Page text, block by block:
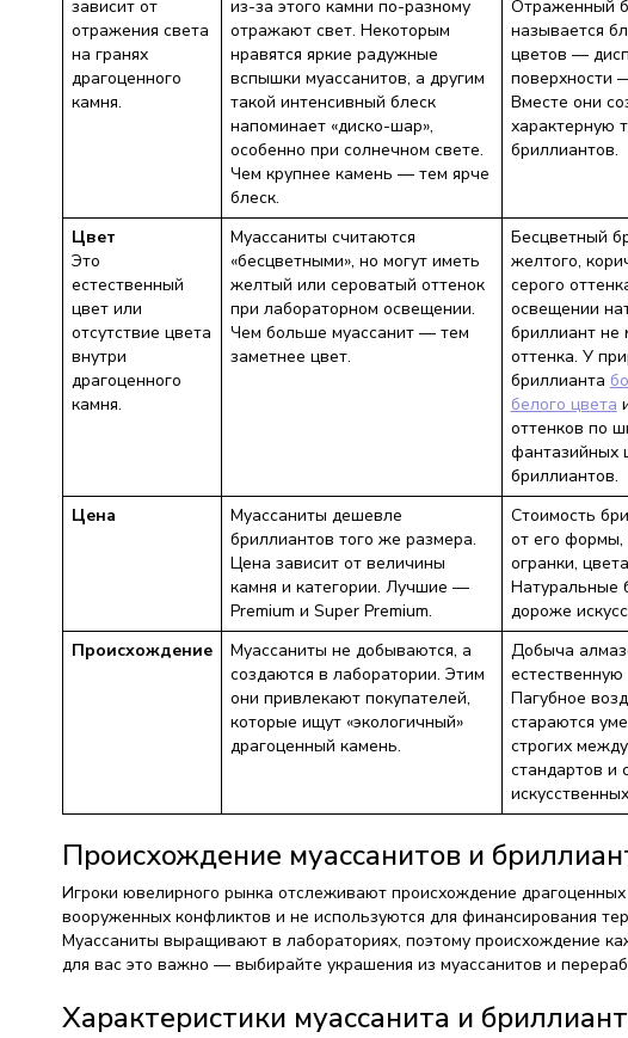
зависит от
отражения света
на гранях
драгоценного
камня.
из-за этого камни по-разному
отражают свет. Некоторым
нравятся яркие радужные
вспышки муассанитов, а другим
такой интенсивный блеск
напоминает «диско-шар»,
особенно при солнечном свете.
Чем крупнее камень — тем ярче
блеск.
Отраженный
называется
цветов —
поверхности
Вместе они
характерную
бриллиантов.
Цвет
Это
естественный
цвет или
отсутствие цвета
внутри
драгоценного
камня.
Муассаниты считаются
«бесцветными», но могут иметь
желтый или сероватый оттенок
при лабораторном освещении.
Чем больше муассанит — тем
заметнее цвет.
Бесцветный
желтого,
серого
освещении
бриллиант не
оттенка. У
бриллианта
белого цвета
оттенков по
фантазийных
бриллиантов.
Цена
Муассаниты дешевле
бриллиантов того же размера.
Цена зависит от величины
камня и категории. Лучшие —
Premium и Super Premium.
Стоимость
от его формы,
огранки,
Натуральные
дороже
Происхождение
Муассаниты не добываются, а
создаются в лаборатории. Этим
они привлекают покупателей,
которые ищут «экологичный»
драгоценный камень.
Добыча
Пагубное
стараются
строгих
стандартов и
Происхождение муассанитов и
Игроки ювелирного рынка отслеживают происхождение
вооруженных конфликтов и не используются для финансирования
Муассаниты выращивают в лабораториях, поэтому происхождение
для вас это важно — выбирайте украшения из муассанитов и
Характеристики муассанита и